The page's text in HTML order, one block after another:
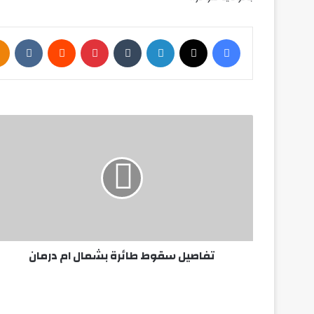
فيسبوك لينكدإن بينتيريست
تفاصيل
تفاصيل سقوط طائرة بشمال ام درمان